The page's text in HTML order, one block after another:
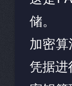
储。
加密
凭据进